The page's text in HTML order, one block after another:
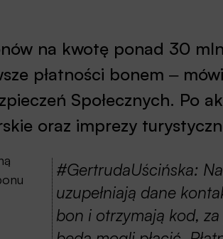
na kwotę ponad 30
płatności bonem ‒
Społecznych. Po
oraz imprezy
#GertrudaUścińska:
uzupełniają dane
bon i otrzymają kod,